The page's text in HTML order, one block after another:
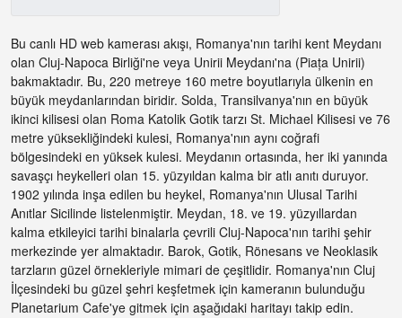
Bu canlı HD web kamerası akışı, Romanya'nın tarihi kent Meydanı
olan Cluj-Napoca Birliği'ne veya Unirii Meydanı'na (Piața Unirii)
bakmaktadır. Bu, 220 metreye 160 metre boyutlarıyla ülkenin en
büyük meydanlarından biridir. Solda, Transilvanya'nın en büyük
ikinci kilisesi olan Roma Katolik Gotik tarzı St. Michael Kilisesi ve 76
metre yüksekliğindeki kulesi, Romanya'nın aynı coğrafi
bölgesindeki en yüksek kulesi. Meydanın ortasında, her iki yanında
savaşçı heykelleri olan 15. yüzyıldan kalma bir atlı anıtı duruyor.
1902 yılında inşa edilen bu heykel, Romanya'nın Ulusal Tarihi
Anıtlar Sicilinde listelenmiştir. Meydan, 18. ve 19. yüzyıllardan
kalma etkileyici tarihi binalarla çevrili Cluj-Napoca'nın tarihi şehir
merkezinde yer almaktadır. Barok, Gotik, Rönesans ve Neoklasik
tarzların güzel örnekleriyle mimari de çeşitlidir. Romanya'nın Cluj
İlçesindeki bu güzel şehri keşfetmek için kameranın bulunduğu
Planetarium Cafe'ye gitmek için aşağıdaki haritayı takip edin.